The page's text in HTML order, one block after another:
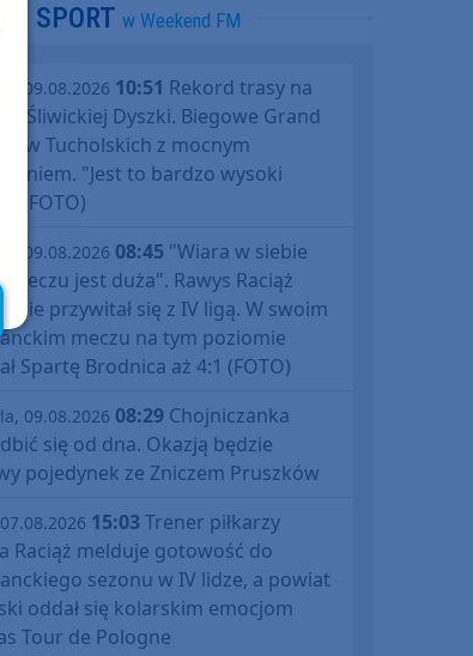
SPORT w Weekend FM
09.08.2026 10:51 Rekord trasy na
Śliwickiej Dyszki. Biegowe Grand
Tucholskich z mocnym
"Jest to bardzo wysoki
(FOTO)
09.08.2026 08:45 "Wiara w siebie
meczu jest duża". Rawys Raciąż
przywitał się z IV ligą. W swoim
meczu na tym poziomie
Spartę Brodnica aż 4:1 (FOTO)
09.08.2026 08:29 Chojniczanka
się od dna. Okazją będzie
pojedynek ze Zniczem Pruszków
15:03Trener piłkarzy
Raciąż melduje gotowość do
sezonu w IV lidze, a powiat
oddał się kolarskim emocjom
Tour de Pologne